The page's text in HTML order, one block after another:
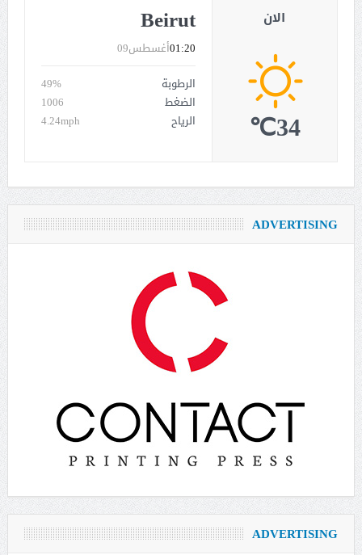
Beirut
أغسطس0901:20
الرطوبة
49%
الضغط
1006
الرياح
4.24mph
الان
34℃
ADVERTISING
ADVERTISING